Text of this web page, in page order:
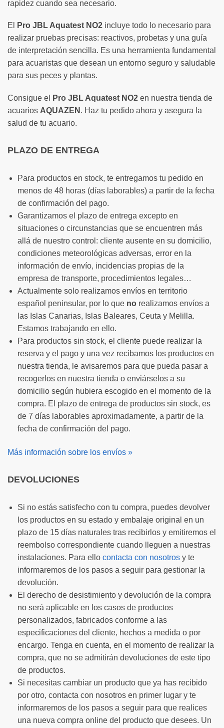
rapidez cuando sea necesario.
El Pro JBL Aquatest NO2 incluye todo lo necesario para
realizar pruebas precisas: reactivos, probetas y una guía
de interpretación sencilla. Es una herramienta fundamental
para acuaristas que desean un entorno seguro y saludable
para sus peces y plantas.
Consigue el Pro JBL Aquatest NO2 en nuestra tienda de
acuarios AQUAZEN . Haz tu pedido ahora y asegura la
salud de tu acuario.
PLAZO DE ENTREGA
Para productos en stock, te entregamos tu pedido en
menos de 48 horas (días laborables) a partir de la fecha
de confirmación del pago.
Garantizamos el plazo de entrega excepto en
situaciones o circunstancias que se encuentren más
allá de nuestro control: cliente ausente en su domicilio,
condiciones meteorológicas adversas, error en la
información de envío, incidencias propias de la
empresa de transporte, procedimientos legales…
Actualmente solo realizamos envíos en territorio
español peninsular, por lo que no realizamos envíos a
las Islas Canarias, Islas Baleares, Ceuta y Melilla.
Estamos trabajando en ello.
Para productos sin stock, el cliente puede realizar la
reserva y el pago y una vez recibamos los productos en
nuestra tienda, le avisaremos para que pueda pasar a
recogerlos en nuestra tienda o enviárselos a su
domicilio según hubiera escogido en el momento de la
compra. El plazo de entrega de productos sin stock, es
de 7 días laborables aproximadamente, a partir de la
fecha de confirmación del pago.
Más información sobre los envíos »
DEVOLUCIONES
Si no estás satisfecho con tu compra, puedes devolver
los productos en su estado y embalaje original en un
plazo de 15 días naturales tras recibirlos y emitiremos el
reembolso correspondiente cuando lleguen a nuestras
instalaciones. Para ello contacta con nosotros y te
informaremos de los pasos a seguir para gestionar la
devolución.
El derecho de desistimiento y devolución de la compra
no será aplicable en los casos de productos
personalizados, fabricados conforme a las
especificaciones del cliente, hechos a medida o por
encargo. Tenga en cuenta, en el momento de realizar la
compra, que no se admitirán devoluciones de este tipo
de productos.
Si necesitas cambiar un producto que ya has recibido
por otro, contacta con nosotros en primer lugar y te
informaremos de los pasos a seguir para que realices
una nueva compra online del producto que desees. Un